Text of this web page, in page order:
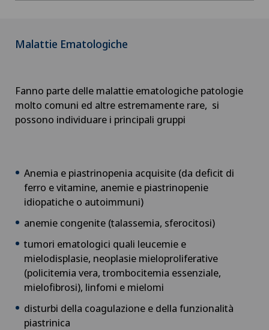
Malattie Ematologiche
Fanno parte delle malattie ematologiche patologie
molto comuni ed altre estremamente rare, si
possono individuare i principali gruppi
Anemia e piastrinopenia acquisite (da deficit di
ferro e vitamine, anemie e piastrinopenie
idiopatiche o autoimmuni)
anemie congenite (talassemia, sferocitosi)
tumori ematologici quali leucemie e
mielodisplasie, neoplasie mieloproliferative
(policitemia vera, trombocitemia essenziale,
mielofibrosi), linfomi e mielomi
disturbi della coagulazione e della funzionalità
piastrinica